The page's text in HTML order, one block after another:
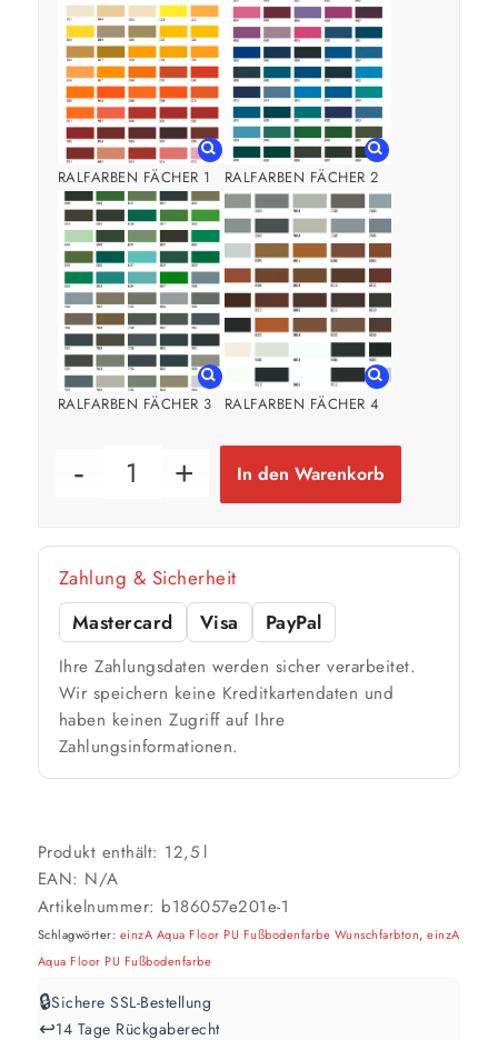
RALFARBEN FÄCHER 1 RALFARBEN FÄCHER 2
RALFARBEN FÄCHER 3 RALFARBEN FÄCHER 4
In den Warenkorb
Zahlung & Sicherheit
Mastercard
Visa PayPal
Ihre Zahlungsdaten werden sicher verarbeitet.
Wir speichern keine Kreditkartendaten und
haben keinen Zugriff auf Ihre
Zahlungsinformationen.
Produkt enthält: 12,5 l
EAN: N/A
Artikelnummer: b186057e201e-1
Schlagwörter: einzA Aqua Floor PU Fußbodenfarbe Wunschfarbton,einzA
Aqua Floor PU Fußbodenfarbe
🔒Sichere SSL-Bestellung
↩️14 Tage Rückgaberecht